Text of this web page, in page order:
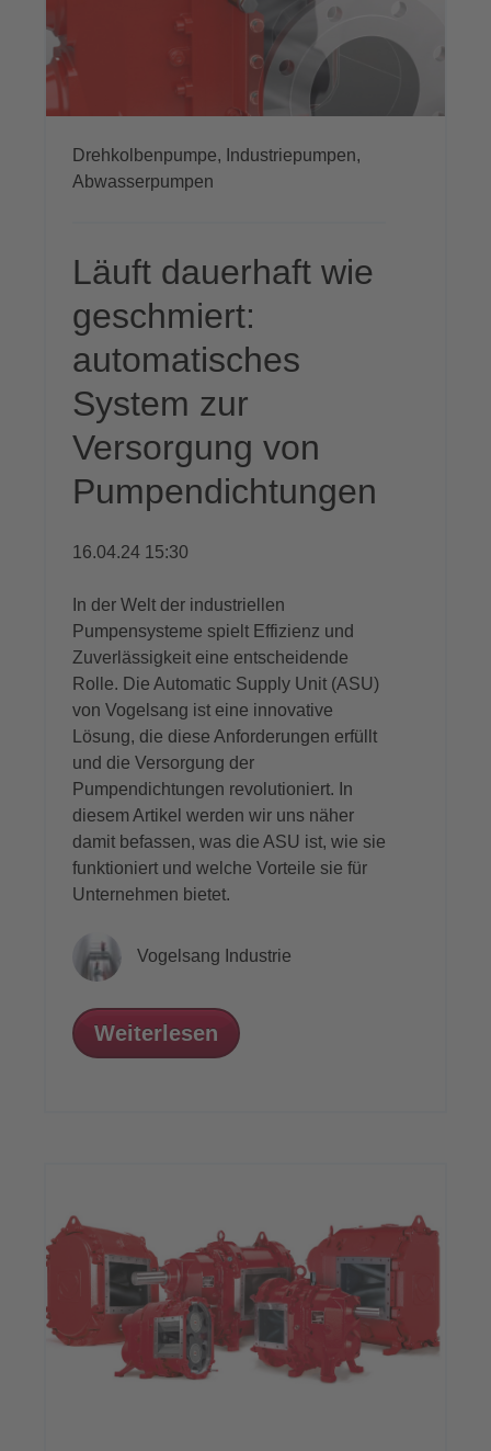
Drehkolbenpumpe, Industriepumpen,
Abwasserpumpen
Läuft dauerhaft wie
geschmiert:
automatisches
System zur
Versorgung von
Pumpendichtungen
16.04.24 15:30
In der Welt der industriellen
Pumpensysteme spielt Effizienz und
Zuverlässigkeit eine entscheidende
Rolle. Die Automatic Supply Unit (ASU)
von Vogelsang ist eine innovative
Lösung, die diese Anforderungen erfüllt
und die Versorgung der
Pumpendichtungen revolutioniert. In
diesem Artikel werden wir uns näher
damit befassen, was die ASU ist, wie sie
funktioniert und welche Vorteile sie für
Unternehmen bietet.
Vogelsang Industrie
Weiterlesen